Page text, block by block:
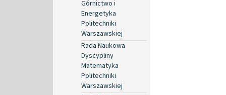
Górnictwo i
Energetyka
Politechniki
Warszawskiej
Rada Naukowa
Dyscypliny
Matematyka
Politechniki
Warszawskiej